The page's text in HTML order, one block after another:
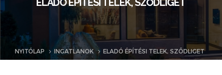
ELADÓ ÉPÍTÉSI TELEK, SZŐDLIGET
NYITÓLAP INGATLANOK ELADÓ ÉPÍTÉSI TELEK, SZŐDLIGET